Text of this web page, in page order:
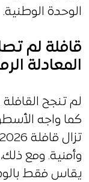
الوحدة الوطنية.
قافلة لم
المعادلة
لم تنجح
كما واجه
وأمنية. ومع ذلك،
يقاس فقط